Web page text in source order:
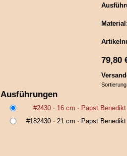
79,80
Ausführungen
#2430 · 16 cm · Papst Benedikt
#182430 · 21 cm · Papst Benedikt